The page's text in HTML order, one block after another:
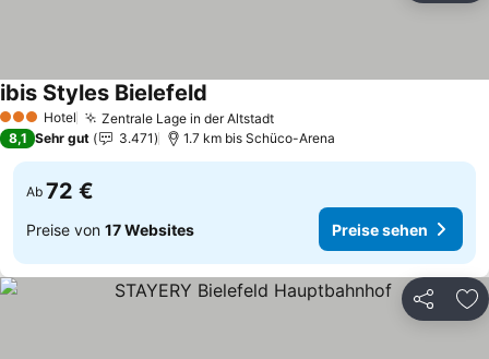
3 SterneHotel Zentrale Lage in der Altstadt
ibis Styles Bielefeld
8,1 Sehr gut 3.471 1.7 km bis Schüco-Arena
Ab 72 €
Preise von 17 Websites Preise sehen
Teilen